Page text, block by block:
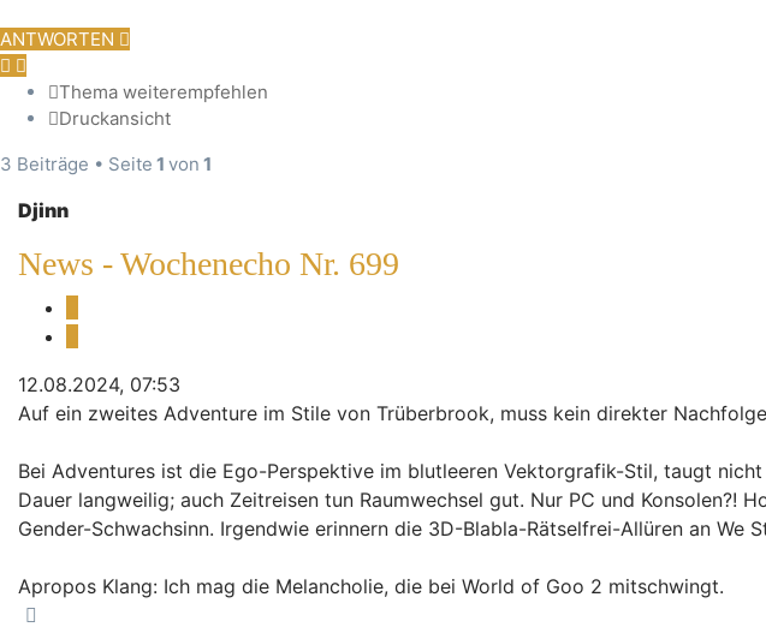
ANTWORTEN
Thema weiterempfehlen
Druckansicht
3 Beiträge • Seite 1 von 1
Djinn
News - Wochenecho Nr. 699
12.08.2024, 07:53
Auf ein zweites Adventure im Stile von Trüberbrook, muss kein direkter
Bei Adventures ist die Ego-Perspektive im blutleeren Vektorgrafik-Stil, taugt
Dauer langweilig; auch Zeitreisen tun Raumwechsel gut. Nur PC und
Gender-Schwachsinn. Irgendwie erinnern die 3D-Blabla-Rätselfrei-Allüren an We
Apropos Klang: Ich mag die Melancholie, die bei World of Goo 2 mitschwingt.